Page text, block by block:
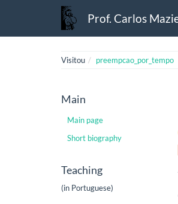
Prof. Carlos
Visitou preempcao_por_tempo
Main
Main page
Short biography
Teaching
(in Portuguese)